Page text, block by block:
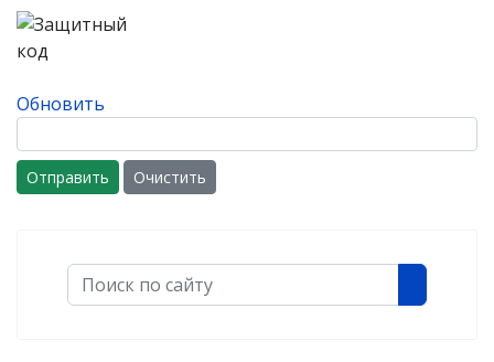
Обновить
Отправить Очистить
Поиск